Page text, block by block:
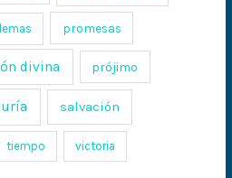
promesas
divina prójimo
salvación
tiempo victoria